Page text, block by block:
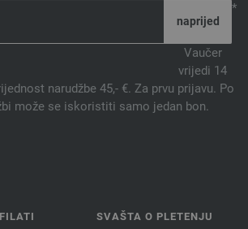
*
Vaučer
vrijedi 14
narudžbe 45,- €. Za prvu prijavu. Po
može se iskoristiti samo jedan bon.
SVAŠTA O PLETENJU